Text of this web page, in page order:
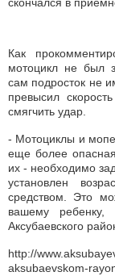
скончался в
Как
мотоцикл не был
сам подросток не
превысил
смягчить удар.
- Мотоциклы и
еще более
их - необходимо
установлен
средством. Это
вашему ребенку,
Аксубаевского
http://
aksubaevskom-